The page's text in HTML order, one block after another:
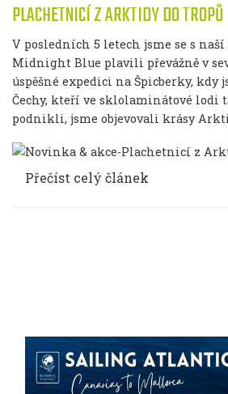
PLACHETNICÍ Z ARKTIDY DO TROPŮ
V posledních 5 letech jsme se s
Midnight Blue plavili převážně v
úspěšné expedici na Špicberky,
Čechy, kteří ve sklolaminátové lodi
podnikli, jsme objevovali krásy
Přečíst celý článek